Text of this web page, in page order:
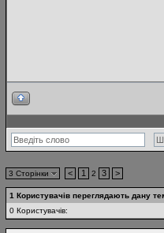
3 Сторінки < 1 2 3 >
1 Користувачів переглядають дану
0 Користувачів: